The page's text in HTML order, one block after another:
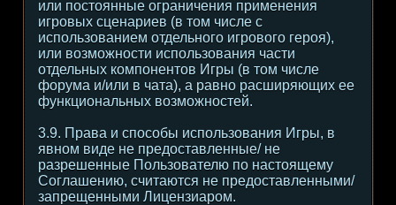
или постоянные ограничения применения
игровых сценариев (в том числе с
использованием отдельного игрового героя),
или возможности использования части
отдельных компонентов Игры (в том числе
форума и/или в чата), а равно расширяющих ее
функциональных возможностей.
3.9. Права и способы использования Игры, в
явном виде не предоставленные/ не
разрешенные Пользователю по настоящему
Соглашению, считаются не предоставленными/
запрещенными Лицензиаром.